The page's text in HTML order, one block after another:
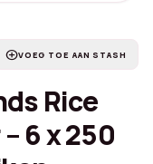
add_circleVOEG TOE AAN STASH
Rice
6 x 250